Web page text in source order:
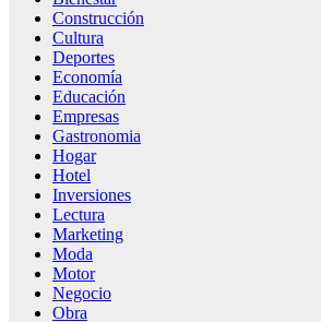
Construcción
Cultura
Deportes
Economía
Educación
Empresas
Gastronomia
Hogar
Hotel
Inversiones
Lectura
Marketing
Moda
Motor
Negocio
Obra